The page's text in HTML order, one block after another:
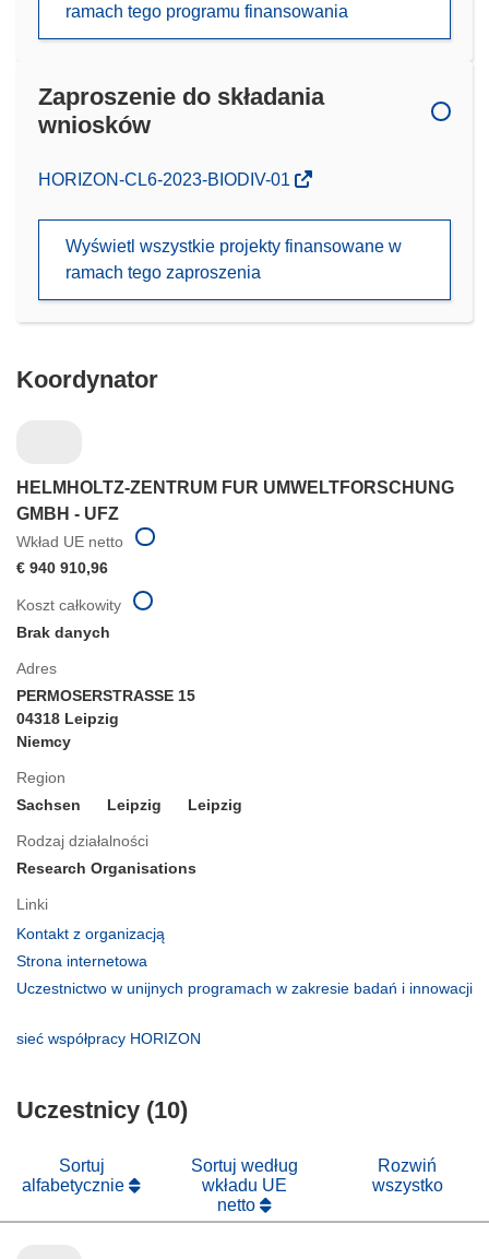
ramach tego programu finansowania
Zaproszenie do składania
wniosków
(odnośnik
nowym
HORIZON-CL6-2023-BIODIV-01
Wyświetl wszystkie projekty finansowane w
ramach tego zaproszenia
Koordynator
HELMHOLTZ-ZENTRUM FUR UMWELTFORSCHUNG
GMBH - UFZ
Wkład UE netto
€ 940 910,96
Adres
PERMOSERSTRASSE 15
04318 Leipzig
Niemcy
Region
Sachsen
Leipzig Leipzig
Rodzaj działalności
Research Organisations
Linki
Kontakt z organizacją
oknie)
Strona internetowa
otworzy
Uczestnictwo w unijnych programach w zakresie badań i innowacji
otworzy
nowym
sieć współpracy HORIZON
Koszt całkowity
Brak danych
Uczestnicy (10)
Sortuj
alfabetycznie
Sortuj według
wkładu UE
netto
Rozwiń
wszystko